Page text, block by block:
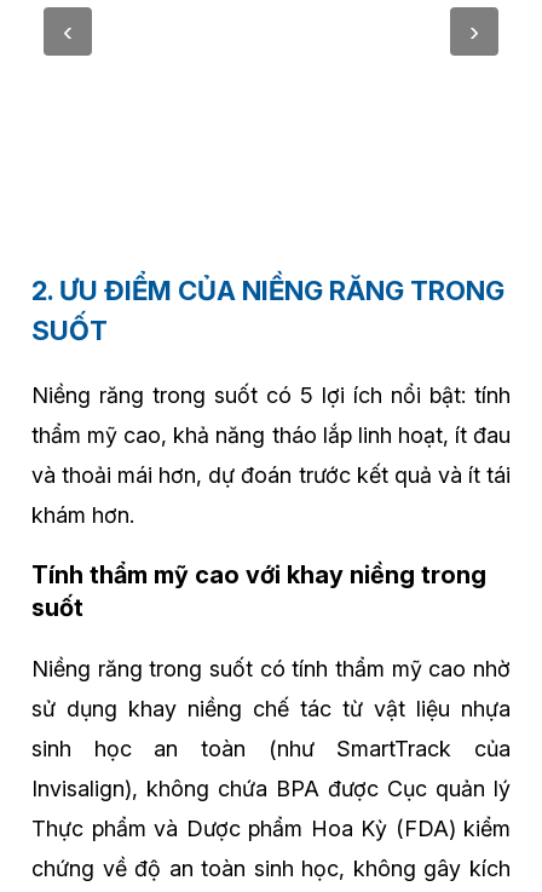
2. ƯU ĐIỂM CỦA NIỀNG RĂNG TRONG
SUỐT
Niềng răng trong suốt có 5 lợi ích nổi bật: tính
thẩm mỹ cao, khả năng tháo lắp linh hoạt, ít đau
và thoải mái hơn, dự đoán trước kết quả và ít tái
khám hơn.
Tính thẩm mỹ cao với khay niềng trong
suốt
Niềng răng trong suốt có tính thẩm mỹ cao nhờ
sử dụng khay niềng chế tác từ vật liệu nhựa
sinh học an toàn (như SmartTrack của
Invisalign), không chứa BPA được Cục quản lý
Thực phẩm và Dược phẩm Hoa Kỳ (FDA) kiểm
chứng về độ an toàn sinh học, không gây kích